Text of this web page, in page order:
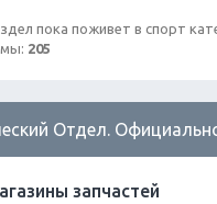
пока поживет в спорт
205
Отдел. Официальное
запчастей